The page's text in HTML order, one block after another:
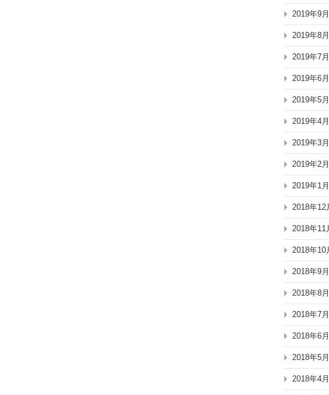
2019年9月
2019年8月
2019年7月
2019年6月
2019年5月
2019年4月
2019年3月
2019年2月
2019年1月
2018年12
2018年11
2018年10
2018年9月
2018年8月
2018年7月
2018年6月
2018年5月
2018年4月